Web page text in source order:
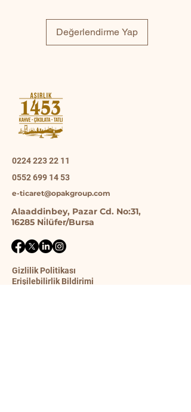
Değerlendirme Yap
0224 223 22 11
0552 699 14 53
e-ticaret@opakgroup.com
Alaaddinbey, Pazar Cd. No:31,
16285 Ni̇lüfer/Bursa
Gizlilik Politikası
Erişilebilirlik Bildirimi